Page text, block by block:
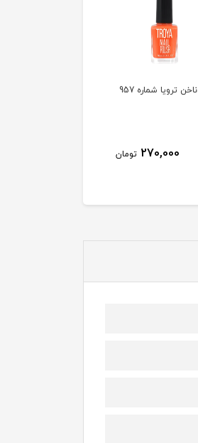
ترویا شماره 957
270,000 تومان